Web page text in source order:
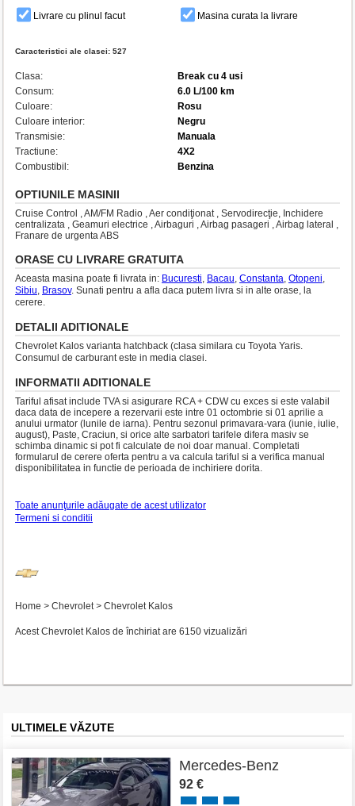
Caracteristici ale clasei: 527
Clasa:
Break cu 4 usi
Consum:
6.0 L/100 km
Culoare:
Rosu
Culoare interior:
Negru
Transmisie:
Manuala
Tractiune:
4X2
Combustibil:
Benzina
OPTIUNILE MASINII
Cruise Control , AM/FM Radio , Aer condiţionat , Servodirecţie, Inchidere
centralizata , Geamuri electrice , Airbaguri , Airbag pasageri , Airbag lateral ,
Franare de urgenta ABS
ORASE CU LIVRARE GRATUITA
Aceasta masina poate fi livrata in: Bucuresti, Bacau, Constanta, Otopeni,
Sibiu, Brasov. Sunati pentru a afla daca putem livra si in alte orase, la
cerere.
DETALII ADITIONALE
Chevrolet Kalos varianta hatchback (clasa similara cu Toyota Yaris.
Consumul de carburant este in media clasei.
INFORMATII ADITIONALE
Tariful afisat include TVA si asigurare RCA + CDW cu exces si este valabil
daca data de incepere a rezervarii este intre 01 octombrie si 01 aprilie a
anului urmator (lunile de iarna). Pentru sezonul primavara-vara (iunie, iulie,
august), Paste, Craciun, si orice alte sarbatori tarifele difera masiv se
schimba dinamic si pot fi calculate de noi doar manual. Completati
formularul de cerere oferta pentru a va calcula tariful si a verifica manual
disponibilitatea in functie de perioada de inchiriere dorita.
Toate anunţurile adăugate de acest utilizator
Termeni si conditii
Home > Chevrolet > Chevrolet Kalos
Acest Chevrolet Kalos de închiriat are 6150 vizualizări
Livrare cu plinul facut Masina curata la livrare
ULTIMELE VĂZUTE
Mercedes-Benz
92 €